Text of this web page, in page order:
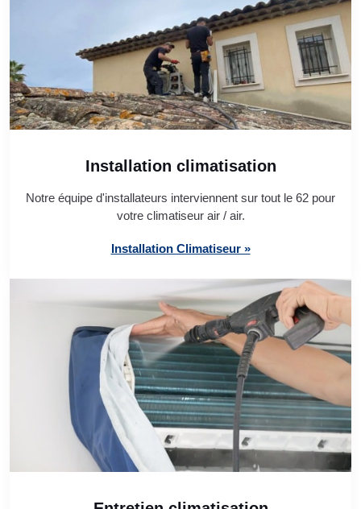
Installation climatisation
Notre équipe d'installateurs interviennent sur tout le 62 pour
votre climatiseur air / air.
Installation Climatiseur »